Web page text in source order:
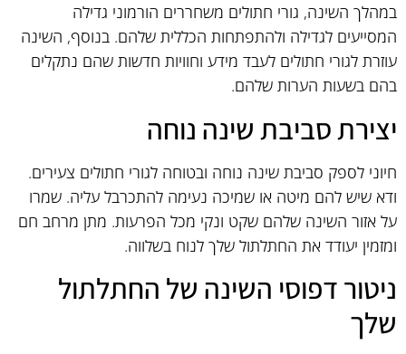
במהלך השינה, גורי חתולים משחררים הורמוני גדילה
המסייעים לגדילה ולהתפתחות הכללית שלהם. בנוסף, השינה
עוזרת לגורי חתולים לעבד מידע וחוויות חדשות שהם נתקלים
בהם בשעות הערות שלהם.
יצירת סביבת שינה נוחה
חיוני לספק סביבת שינה נוחה ובטוחה לגורי חתולים צעירים.
ודא שיש להם מיטה או שמיכה נעימה להתכרבל עליה. שמרו
על אזור השינה שלהם שקט ונקי מכל הפרעות. מתן מרחב חם
ומזמין יעודד את החתלתול שלך לנוח בשלווה.
ניטור דפוסי השינה של החתלתול
שלך